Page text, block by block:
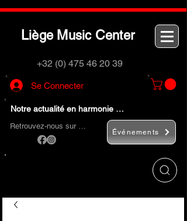
Liège M usic Center
+32 (0) 475 46 20 39
Se Connecter
Notre actualité en harmonie …
Retrouvez-nous sur …
Événements